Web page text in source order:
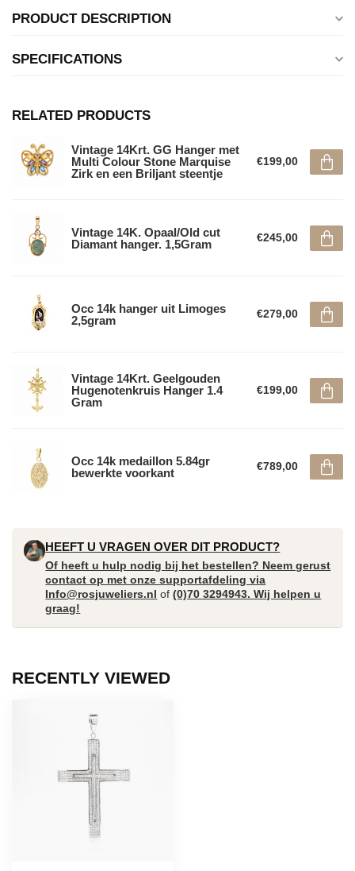
PRODUCT DESCRIPTION
SPECIFICATIONS
RELATED PRODUCTS
Vintage 14Krt. GG Hanger met
Multi Colour Stone Marquise
Zirk en een Briljant steentje
€199,00
Vintage 14K. Opaal/Old cut
Diamant hanger. 1,5Gram
€245,00
Occ 14k hanger uit Limoges
2,5gram
€279,00
Vintage 14Krt. Geelgouden
Hugenotenkruis Hanger 1.4
Gram
€199,00
Occ 14k medaillon 5.84gr
bewerkte voorkant
€789,00
HEEFT U VRAGEN OVER DIT PRODUCT?
Of heeft u hulp nodig bij het bestellen? Neem gerust
contact op met onze supportafdeling via
Info@rosjuweliers.nl of(0)70 3294943. Wij helpen u
graag!
RECENTLY VIEWED